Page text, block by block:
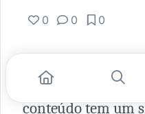
0 0 0
Para toda e
buscamos, ela
conteúdo tem um